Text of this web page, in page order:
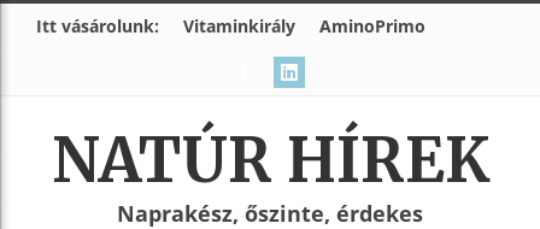
Itt vásárolunk: Vitaminkirály AminoPrimo
NATÚR HÍREK
Naprakész, őszinte, érdekes